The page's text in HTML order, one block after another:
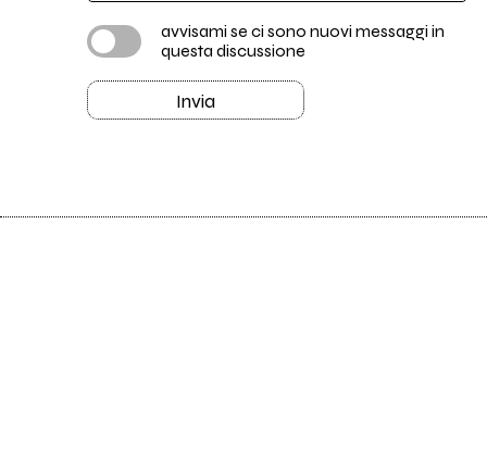
avvisami se ci sono nuovi messaggi in
questa discussione
Invia